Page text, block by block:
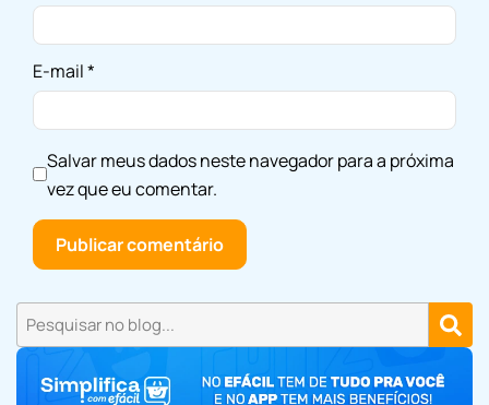
E-mail*
Salvar meus dados neste navegador para a próxima
vez que eu comentar.